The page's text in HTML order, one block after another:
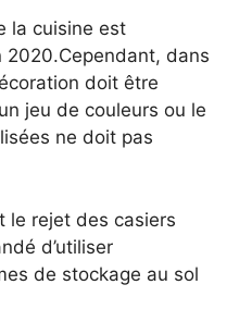
la cuisine est
dans
doit être
jeu de couleurs ou le
ne doit pas
le rejet des casiers
d’utiliser
de stockage au sol